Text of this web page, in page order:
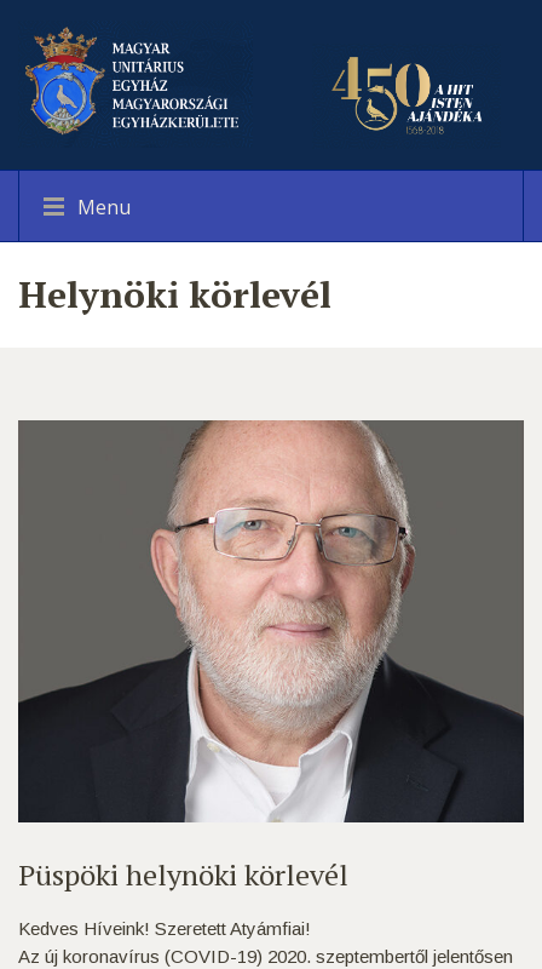
Menu
Helynöki körlevél
Püspöki helynöki körlevél
Kedves Híveink! Szeretett Atyámfiai!
Az új koronavírus (COVID-19) 2020. szeptembertől jelentősen